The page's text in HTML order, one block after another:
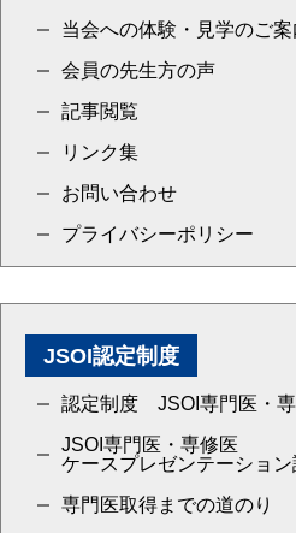
当会への体験・見学のご案
会員の先生方の声
記事閲覧
リンク集
お問い合わせ
プライバシーポリシー
JSOI認定制度
認定制度 JSOI専門医・
JSOI専門医・専修医
ケースプレゼンテーショ
専門医取得までの道のり